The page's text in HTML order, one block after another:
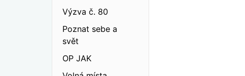
Výzva č. 80
Poznat sebe a
svět
OP JAK